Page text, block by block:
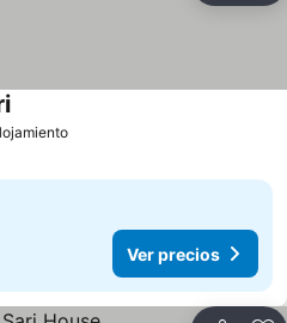
Ver precios
Ver precios
Ver precios